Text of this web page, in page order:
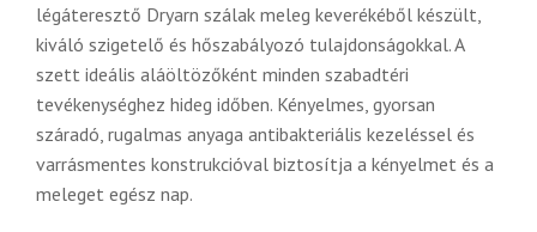
légáteresztő Dryarn szálak meleg keverékéből készült,
kiváló szigetelő és hőszabályozó tulajdonságokkal. A
szett ideális aláöltözőként minden szabadtéri
tevékenységhez hideg időben. Kényelmes, gyorsan
száradó, rugalmas anyaga antibakteriális kezeléssel és
varrásmentes konstrukcióval biztosítja a kényelmet és a
meleget egész nap.